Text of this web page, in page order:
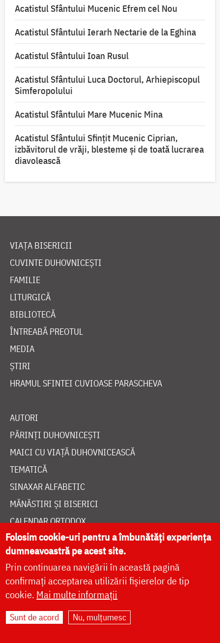
Acatistul Sfântului Mucenic Efrem cel Nou
Acatistul Sfântului Ierarh Nectarie de la Eghina
Acatistul Sfântului Ioan Rusul
Acatistul Sfântului Luca Doctorul, Arhiepiscopul
Simferopolului
Acatistul Sfântului Mare Mucenic Mina
Acatistul Sfântului Sfințit Mucenic Ciprian,
izbăvitorul de vrăji, blesteme și de toată lucrarea
diavolească
VIAȚA BISERICII
CUVINTE DUHOVNICEȘTI
FAMILIE
LITURGICĂ
BIBLIOTECĂ
ÎNTREABĂ PREOTUL
MEDIA
ȘTIRI
HRAMUL SFINTEI CUVIOASE PARASCHEVA
AUTORI
PĂRINȚI DUHOVNICEȘTI
MAICI CU VIAȚĂ DUHOVNICEASCĂ
TEMATICĂ
SINAXAR ALFABETIC
MĂNĂSTIRI ȘI BISERICI
CALENDAR ORTODOX
WIDGET DOXOLOGIA
RADIO DOXOLOGIA
DESPRE NOI
Folosim cookie-uri pentru a îmbunătăți experiența
dumneavoastră pe acest site.
Prin continuarea navigării în această pagină
confirmați acceptarea utilizării fișierelor de tip
cookie. Mai multe informații
Sunt de acord Nu, mulțumesc